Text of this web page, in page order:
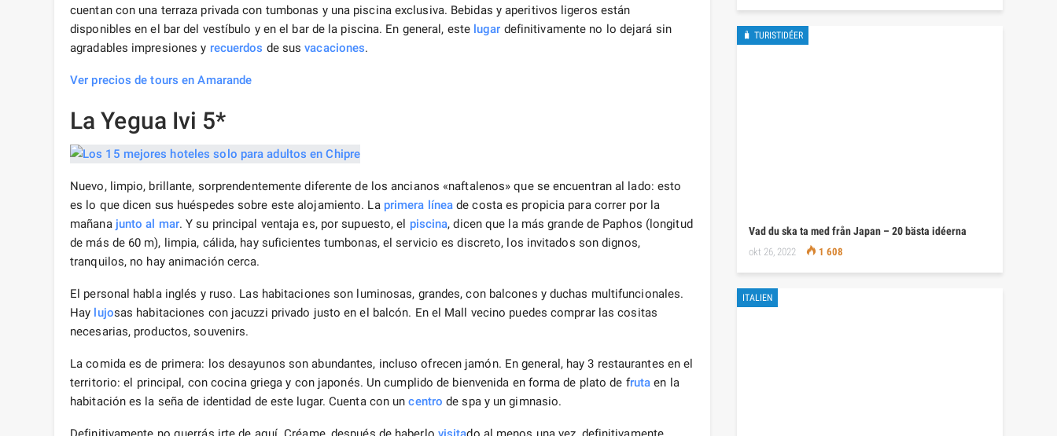
cuentan con una terraza privada con tumbonas y una piscina exclusiva. Bebidas y aperitivos ligeros están
disponibles en el bar del vestíbulo y en el bar de la piscina. En general, este lugar definitivamente no lo dejará sin
agradables impresiones y recuerdos de susvacaciones.
Ver precios de tours en Amarande
La Yegua Ivi 5*
Nuevo, limpio, brillante, sorprendentemente diferente de los ancianos «naftalenos» que se encuentran al lado: esto
es lo que dicen sus huéspedes sobre este alojamiento. La primera línea de costa es propicia para correr por la
mañana junto al mar. Y su principal ventaja es, por supuesto, el piscina, dicen que la más grande de Paphos (longitud
de más de 60 m), limpia, cálida, hay suficientes tumbonas, el servicio es discreto, los invitados son dignos,
tranquilos, no hay animación cerca.
El personal habla inglés y ruso. Las habitaciones son luminosas, grandes, con balcones y duchas multifuncionales.
Hay lujosas habitaciones con jacuzzi privado justo en el balcón. En el Mall vecino puedes comprar las cositas
necesarias, productos, souvenirs.
La comida es de primera: los desayunos son abundantes, incluso ofrecen jamón. En general, hay 3 restaurantes en el
territorio: el principal, con cocina griega y con japonés. Un cumplido de bienvenida en forma de plato de fruta en la
habitación es la seña de identidad de este lugar. Cuenta con uncentro de spa y un gimnasio.
🧳 TURISTIDÉER
Vad du ska ta med från Japan – 20 bästa idéerna
okt 26, 2022 1 608
ITALIEN